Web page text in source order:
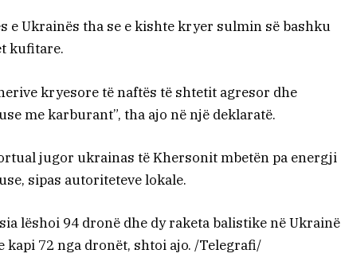
e Ukrainës tha se e kishte kryer sulmin së bashku
kufitare.
kryesore të naftës të shtetit agresor dhe
me karburant”, tha ajo në një deklaratë.
jugor ukrainas të Khersonit mbetën pa energji
sipas autoriteteve lokale.
lëshoi 94 dronë dhe dy raketa balistike në Ukrainë
72 nga dronët, shtoi ajo. /Telegrafi/